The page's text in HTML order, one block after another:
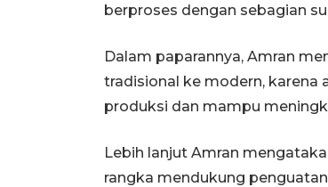
berproses dengan sebagian
Dalam paparannya, Amran
tradisional ke modern, karena
produksi dan mampu
Lebih lanjut Amran
rangka mendukung